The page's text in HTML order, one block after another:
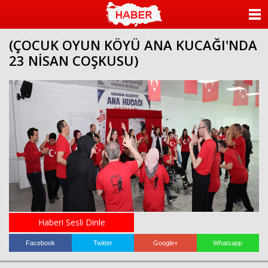
(ÇOCUK OYUN KÖYÜ ANA KUCAĞI'NDA
23 NİSAN COŞKUSU)
Haberi Sesli Dinle
Facebook Twitter Google+ Whatsapp
KATEGORİLER
ANKETLER
FOTO GALERİ
VİDEO GALERİ
KÜNYE